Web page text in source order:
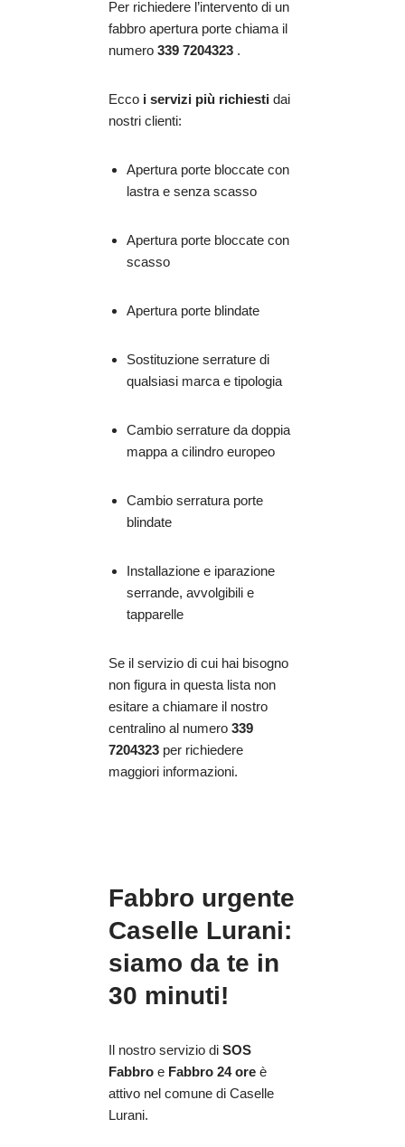
Per richiedere l’intervento di un
fabbro apertura porte chiama il
numero 339 7204323 .
Ecco i servizi più richiesti dai
nostri clienti:
Apertura porte bloccate con
lastra e senza scasso
Apertura porte bloccate con
scasso
Apertura porte blindate
Sostituzione serrature di
qualsiasi marca e tipologia
Cambio serrature da doppia
mappa a cilindro europeo
Cambio serratura porte
blindate
Installazione e iparazione
serrande, avvolgibili e
tapparelle
Se il servizio di cui hai bisogno
non figura in questa lista non
esitare a chiamare il nostro
centralino al numero 339
7204323 per richiedere
maggiori informazioni.
Fabbro urgente
Caselle Lurani:
siamo da te in
30 minuti!
Il nostro servizio di SOS
Fabbro e Fabbro 24 ore è
attivo nel comune di Caselle
Lurani.